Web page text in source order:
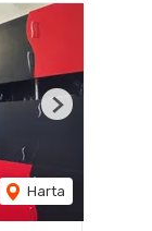
Harta
Next